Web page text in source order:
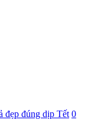
đẹp đúng dịp Tết 0